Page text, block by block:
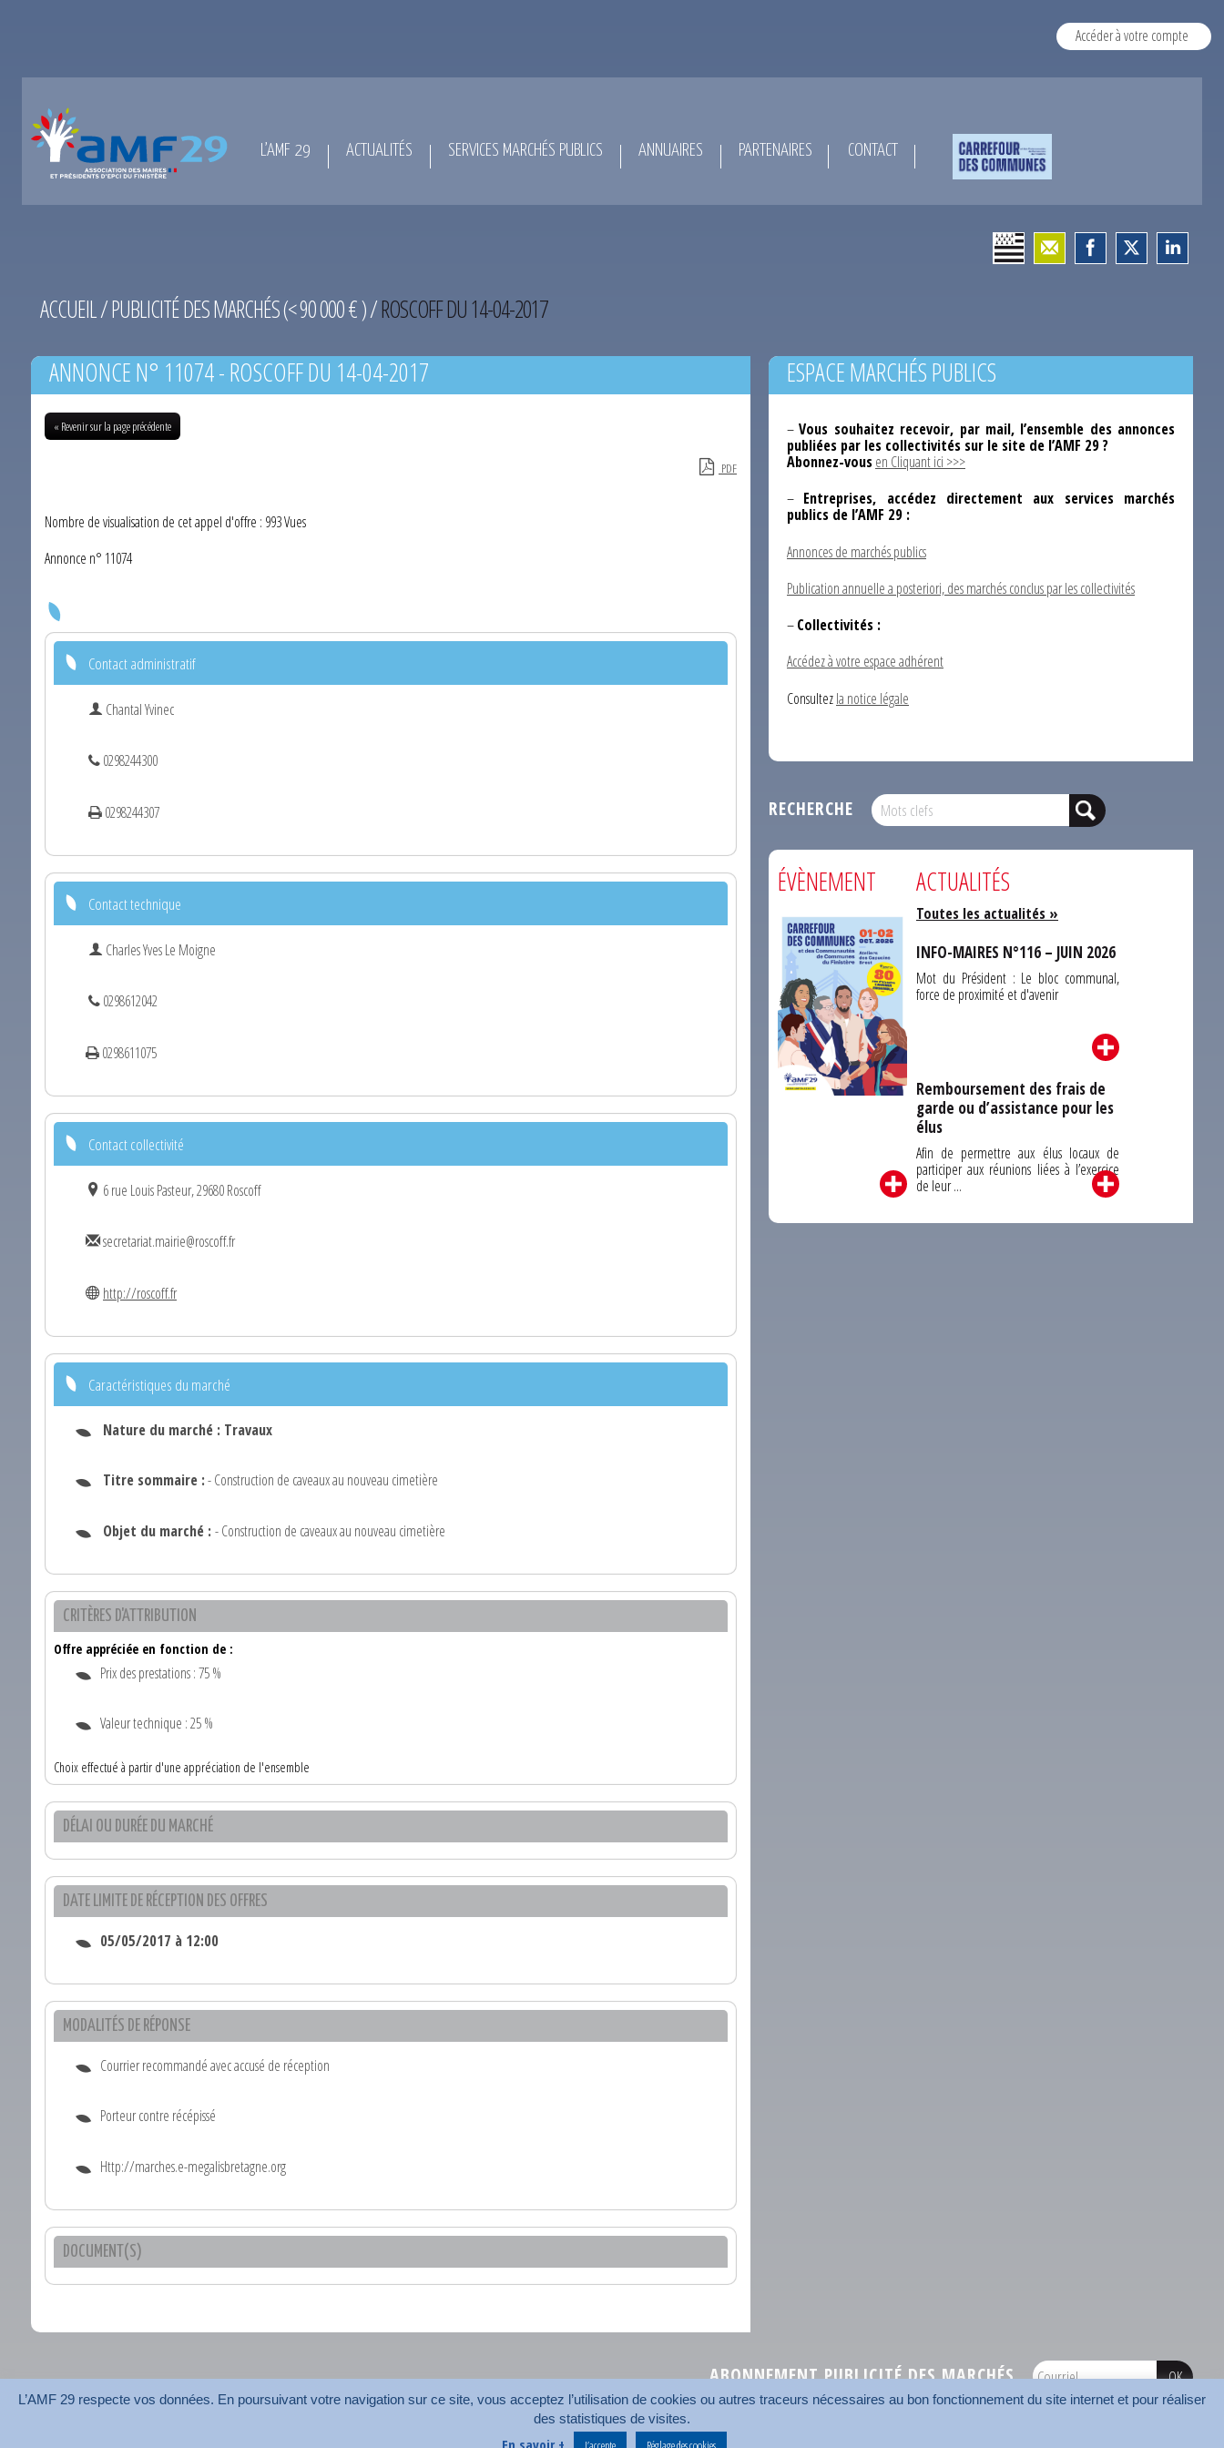
Accéder à votre compte
L’AMF 29 ACTUALITÉS SERVICES MARCHÉS PUBLICS ANNUAIRES PARTENAIRES CONTACT
ACCUEIL/PUBLICITÉ DES MARCHÉS (< 90 000 € )/ROSCOFF DU 14-04-2017
ANNONCE N° 11074 - ROSCOFF DU 14-04-2017
« Revenir sur la page précédente
PDF
Nombre de visualisation de cet appel d'offre : 993 Vues
Annonce n° 11074
Contact administratif
Chantal Yvinec
0298244300
0298244307
Contact technique
Charles Yves Le Moigne
0298612042
0298611075
Contact collectivité
6 rue Louis Pasteur, 29680 Roscoff
secretariat.mairie@roscoff.fr
http://roscoff.fr
Caractéristiques du marché
Nature du marché : Travaux
Titre sommaire :- Construction de caveaux au nouveau cimetière
Objet du marché : - Construction de caveaux au nouveau cimetière
CRITÈRES D'ATTRIBUTION
Offre appréciée en fonction de :
Prix des prestations : 75 %
Valeur technique : 25 %
Choix effectué à partir d'une appréciation de l'ensemble
DÉLAI OU DURÉE DU MARCHÉ
DATE LIMITE DE RÉCEPTION DES OFFRES
05/05/2017 à 12:00
MODALITÉS DE RÉPONSE
Courrier recommandé avec accusé de réception
Porteur contre récépissé
Http://marches.e-megalisbretagne.org
DOCUMENT(S)
ESPACE MARCHÉS PUBLICS
–Vous souhaitez recevoir, par mail, l’ensemble des annonces
publiées par les collectivités sur le site de l’AMF 29 ?
Abonnez-vousen Cliquant ici >>>
– Entreprises, accédez directement aux services marchés
publics de l’AMF 29 :
Annonces de marchés publics
Publication annuelle a posteriori, des marchés conclus par les collectivités
–Collectivités :
Accédez à votre espace adhérent
Consultezla notice légale
RECHERCHE
ÉVÈNEMENT ACTUALITÉS
Toutes les actualités »
INFO-MAIRES N°116 – JUIN 2026
Mot du Président : Le bloc communal,
force de proximité et d'avenir
Remboursement des frais de
garde ou d’assistance pour les
élus
Afin de permettre aux élus locaux de
participer aux réunions liées à l’exercice
de leur ...
ABONNEMENT PUBLICITÉ DES MARCHÉS
Plan du site
L’AMF 29 respecte vos données. En poursuivant votre navigation sur ce site, vous acceptez l’utilisation de cookies ou autres traceurs nécessaires au bon fonctionnement du site internet et pour réaliser
des statistiques de visites.
En savoir +